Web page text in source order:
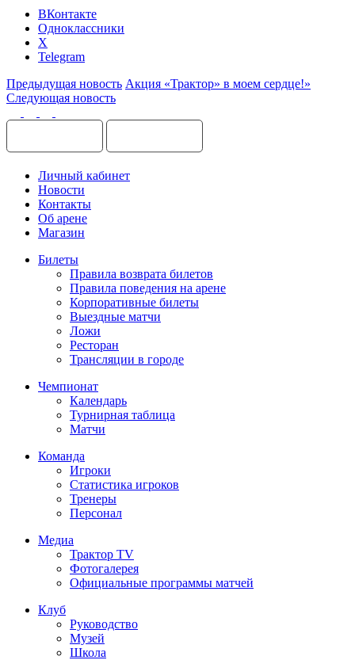
ВКонтакте
Одноклассники
X
Telegram
Предыдущая новость Акция «Трактор» в моем сердце!»
Следующая новость
Личный кабинет
Новости
Контакты
Об арене
Магазин
Билеты
Правила возврата билетов
Правила поведения на арене
Корпоративные билеты
Выездные матчи
Ложи
Ресторан
Трансляции в городе
Чемпионат
Календарь
Турнирная таблица
Матчи
Команда
Игроки
Статистика игроков
Тренеры
Персонал
Медиа
Трактор TV
Фотогалерея
Официальные программы матчей
Клуб
Руководство
Музей
Школа